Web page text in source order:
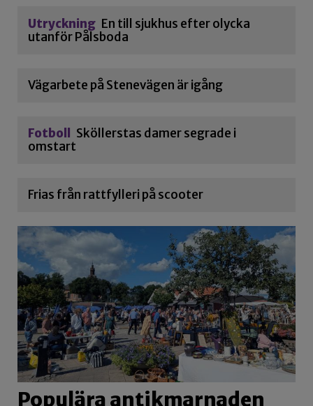
Utryckning En till sjukhus efter olycka
utanför Pålsboda
Vägarbete på Stenevägen är igång
Fotboll
Sköllerstas damer segrade i
omstart
Frias från rattfylleri på scooter
Populära antikmarnaden